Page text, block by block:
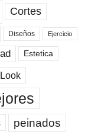
Cortes
Diseños Ejercicio
Estetica
Look
peinados